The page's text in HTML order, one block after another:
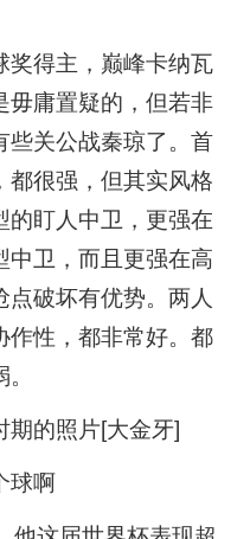
奖得主，巅峰卡纳瓦
毋庸置疑的，但若非
些关公战秦琼了。首
都很强，但其实风格
的盯人中卫，更强在
中卫，而且更强在高
破坏有优势。两人
作性，都非常好。都
期的照片[大金牙]
球啊